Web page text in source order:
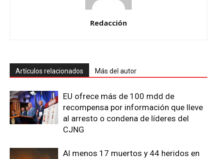
Redacción
Artículos relacionados Más del autor
EU ofrece más de 100 mdd de
recompensa por información que lleve
al arresto o condena de líderes del
CJNG
Al menos 17 muertos y 44 heridos en